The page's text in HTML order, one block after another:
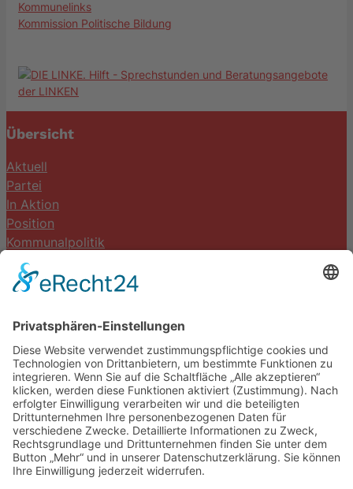
Kommunelinks
Kommission Politische Bildung
Übersicht
Aktuell
Partei
In Aktion
Position
Kommunalpolitik
Termine
DIE LINKE. Schwalm-Eder
Steingasse 5
34613 Schwalmstadt
Tel.06691 8077899
info@die-linke-schwalm-eder.de
Gesetzliches